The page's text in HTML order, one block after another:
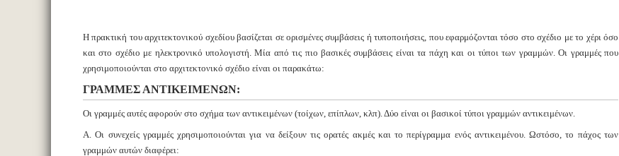
Η πρακτική του αρχιτεκτονικού σχεδίου βασίζεται σε ορισμένες συμβάσεις ή τυποποιήσεις, που εφαρμόζονται τόσο στο σχέδιο με το χέρι όσο
και στο σχέδιο με ηλεκτρονικό υπολογιστή. Μία από τις πιο βασικές συμβάσεις είναι τα πάχη και οι τύποι των γραμμών. Οι γραμμές που
χρησιμοποιούνται στο αρχιτεκτονικό σχέδιο είναι οι παρακάτω:
ΓΡΑΜΜΕΣ ΑΝΤΙΚΕΙΜΕΝΩΝ:
Οι γραμμές αυτές αφορούν στο σχήμα των αντικειμένων (τοίχων, επίπλων, κλπ). Δύο είναι οι βασικοί τύποι γραμμών αντικειμένων.
A. Οι συνεχείς γραμμές χρησιμοποιούνται για να δείξουν τις ορατές ακμές και το περίγραμμα ενός αντικειμένου. Ωστόσο, το πάχος των
γραμμών αυτών διαφέρει: